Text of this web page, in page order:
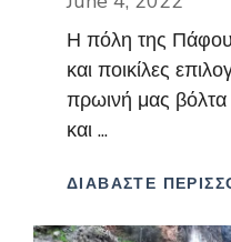
Η πόλη της
και ποικίλες
πρωινή μας βόλτα
και ...
ΔΙΑΒΑΣΤΕ